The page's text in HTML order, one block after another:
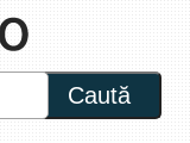
Caută